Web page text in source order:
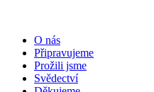
O nás
Připravujeme
Prožili jsme
Svědectví